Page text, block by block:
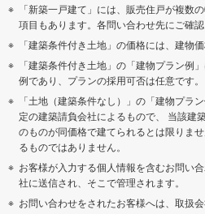
「新築一戸建て」には、販売住戸が複数
項目もあります。各問い合わせ先にご確認
「建築条件付き土地」の価格には、建物
「建築条件付き土地」の「建物プラン例
例であり、プランの採用可否は任意です。
「土地（建築条件なし）」の「建物プラ
定の建築請負会社によるもので、 当該建
のものが同価格で建てられるとは限りま
るものではありません。
お客様が入力する個人情報を含むお問い
社に送信され、そこで管理されます。
お問い合わせをされたお客様へは、取扱会